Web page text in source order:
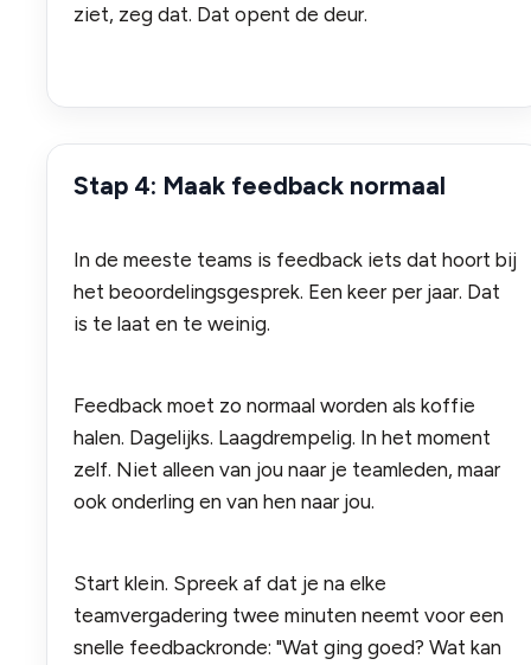
ziet, zeg dat. Dat opent de deur.
Stap 4: Maak feedback normaal
In de meeste teams is feedback iets dat hoort bij
het beoordelingsgesprek. Een keer per jaar. Dat
is te laat en te weinig.
Feedback moet zo normaal worden als koffie
halen. Dagelijks. Laagdrempelig. In het moment
zelf. Niet alleen van jou naar je teamleden, maar
ook onderling en van hen naar jou.
Start klein. Spreek af dat je na elke
teamvergadering twee minuten neemt voor een
snelle feedbackronde: "Wat ging goed? Wat kan